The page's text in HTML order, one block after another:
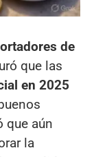
de
que las
en 2025
que aún
la